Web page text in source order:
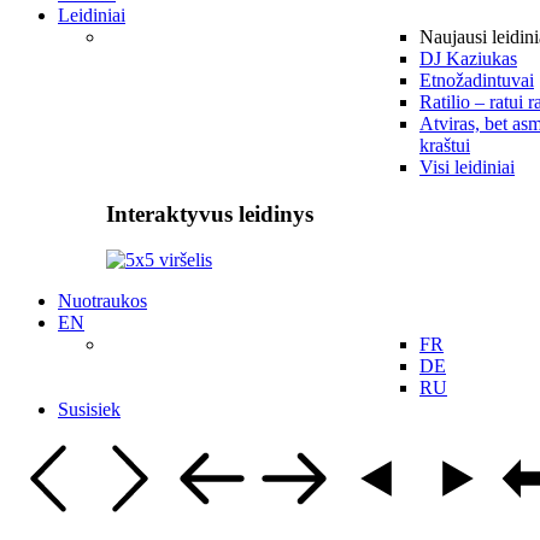
Leidiniai
Naujausi
DJ Kaziukas
Etnožadintuvai
Ratilio – ratui
Atviras, bet
kraštui
Visi leidiniai
Interaktyvus leidinys
Nuotraukos
EN
FR
DE
RU
Susisiek